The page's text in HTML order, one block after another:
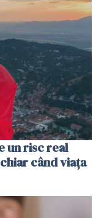
un risc real
când viața